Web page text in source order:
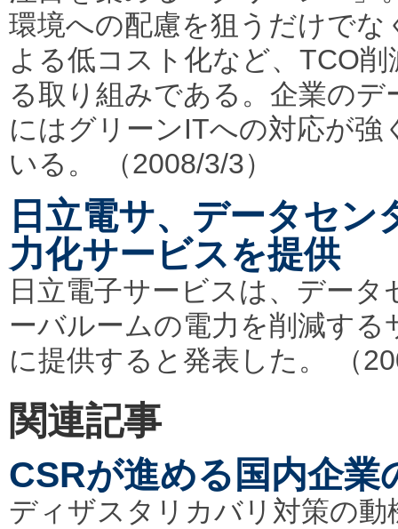
環境への配慮を狙うだけでな
よる低コスト化など、TCO
る取り組みである。企業のデ
にはグリーンITへの対応が強
いる。 （2008/3/3）
日立電サ、データセン
力化サービスを提供
日立電子サービスは、データ
ーバルームの電力を削減する
に提供すると発表した。 （
関連記事
CSRが進める国内企業
ディザスタリカバリ対策の動